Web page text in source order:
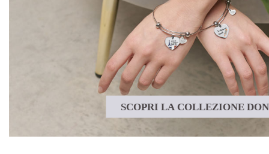
SCOPRI LA COLLEZIONE